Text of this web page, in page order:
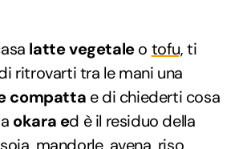
latte vegetaleo tofu,ti
ritrovarti tra le mani una
compatta e di chiederti cosa
okara ed è il residuo della
mandorle, avena, riso,